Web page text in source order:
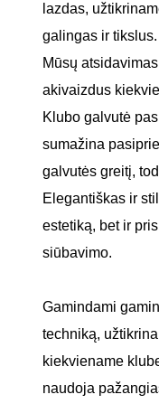
lazdas,
galingas ir tikslus.
Mūsų
akivaizdus
Klubo galvutė
sumažina
galvutės greitį,
Elegantiškas ir
estetiką, bet ir
siūbavimo.
Gamindami
techniką,
kiekviename
naudoja